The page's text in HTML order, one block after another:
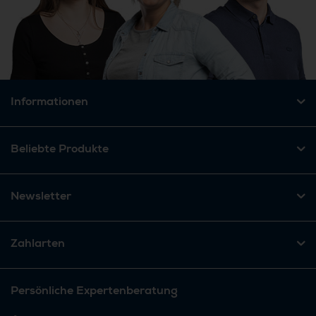
Informationen
Beliebte Produkte
Newsletter
Zahlarten
Persönliche Expertenberatung